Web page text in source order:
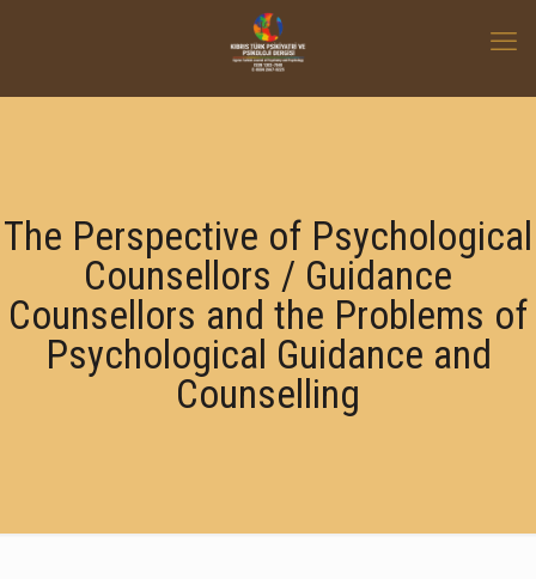
The Perspective of Psychological
Counsellors / Guidance
Counsellors and the Problems of
Psychological Guidance and
Counselling